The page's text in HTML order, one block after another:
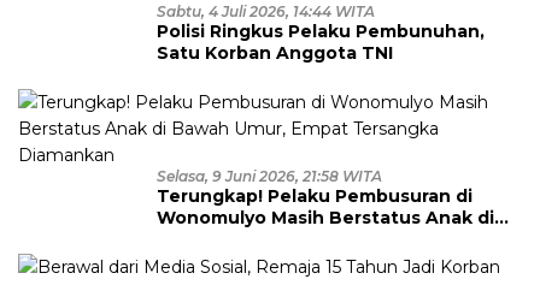
Sabtu, 4 Juli 2026, 14:44 WITA
Polisi Ringkus Pelaku Pembunuhan,
Satu Korban Anggota TNI
Selasa, 9 Juni 2026, 21:58 WITA
Terungkap! Pelaku Pembusuran di
Wonomulyo Masih Berstatus Anak di
Diamankan